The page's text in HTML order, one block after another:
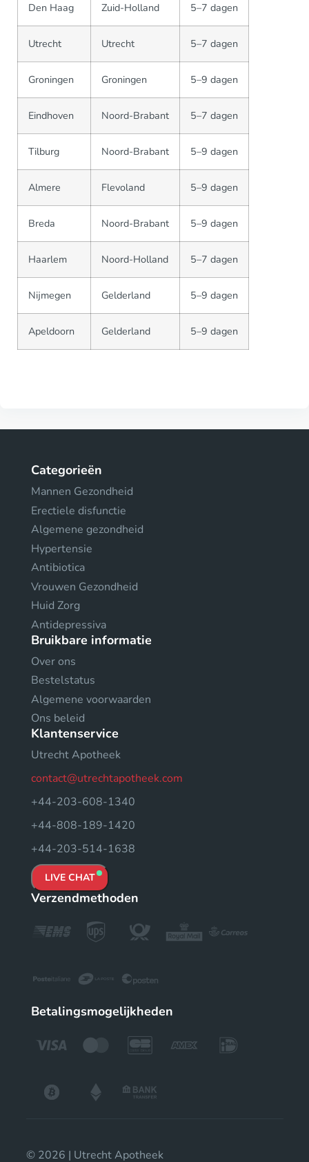
Den Haag Zuid-Holland 5–7 dagen
Utrecht Utrecht 5–7 dagen
Groningen Groningen 5–9 dagen
Eindhoven Noord-Brabant 5–7 dagen
Tilburg Noord-Brabant 5–9 dagen
Almere Flevoland 5–9 dagen
Breda Noord-Brabant 5–9 dagen
Haarlem Noord-Holland 5–7 dagen
Nijmegen Gelderland 5–9 dagen
Apeldoorn Gelderland 5–9 dagen
Categorieën
Mannen Gezondheid
Erectiele disfunctie
Algemene gezondheid
Hypertensie
Antibiotica
Vrouwen Gezondheid
Huid Zorg
Antidepressiva
Bruikbare informatie
Over ons
Bestelstatus
Algemene voorwaarden
Ons beleid
Klantenservice
Utrecht Apotheek
contact@utrechtapotheek.com
+44-203-608-1340
+44-808-189-1420
+44-203-514-1638
LIVE CHAT
Verzendmethoden
Betalingsmogelijkheden
© 2026 | Utrecht Apotheek